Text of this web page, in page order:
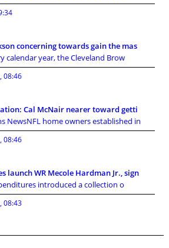
concerning towards gain the mas
calendar year, the Cleveland Brow
08:46
Cal McNair nearer toward getti
NewsNFL home owners established in
08:46
launch WR Mecole Hardman Jr., sign
introduced a collection o
08:43